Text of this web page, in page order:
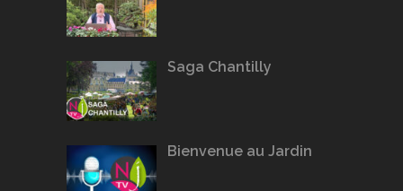
Saga Chantilly
Bienvenue au Jardin